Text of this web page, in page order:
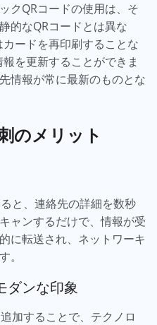
クQRコードの使用は、そ
的なQRコードとは異な
ードを再印刷することな
を更新することができま
情報が常に最新のものとな
のメリット
と、連絡先の詳細を数秒
ャンするだけで、情報が受
に転送され、ネットワーキ
。
ダンな印象
加することで、テクノロ